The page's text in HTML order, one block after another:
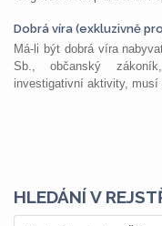
Dobrá víra (exkluzivně
Má-li být dobrá víra
Sb., občanský
investigativní aktivity, musí
HLEDÁNÍ V